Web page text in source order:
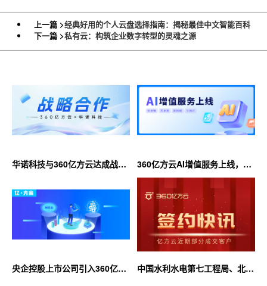
上一篇 >经典好用的个人云盘选择指南：揭秘最佳中文智能百科
下一篇 >私有云：构筑企业数字转型的灵魂之源
华诺科技与360亿方云达成战略
360亿方云AI增值服务上线，超
大限时优惠等你来！
央企控股上市公司引入360亿方
中国水利水电第七工程局、北京